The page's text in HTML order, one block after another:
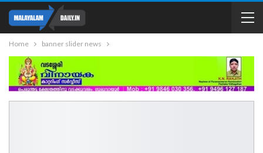
Home banner slider news